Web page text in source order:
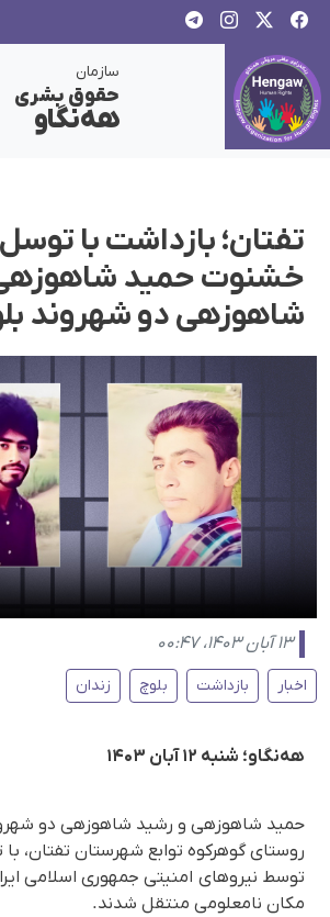
سازمان
حقوق بشری
هەنگاو
تفتان؛ بازداشت با
خشنوت حمید
شاهوزهی دو شهروند
۱۳ آبان ۱۴۰۳، ۰۰:۴۷
اخبار بازداشت بلوچ زندان
هه‌نگاو؛ شنبه ۱۲ آبان ۱۴۰۳
حمید شاهوزهی و رشید شاهوزهی دو
روستای گوهرکوه توابع شهرستان تفتان،
توسط نیروهای امنیتی جمهوری اسلامی
مکان نامعلومی منتقل شدند.